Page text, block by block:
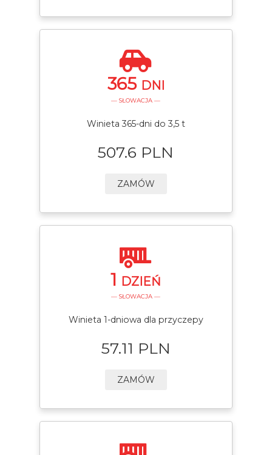
365 DNI
— SŁOWACJA —
Winieta 365-dni do 3,5 t
507.6 PLN
ZAMÓW
1 DZIEŃ
— SŁOWACJA —
Winieta 1-dniowa dla przyczepy
57.11 PLN
ZAMÓW